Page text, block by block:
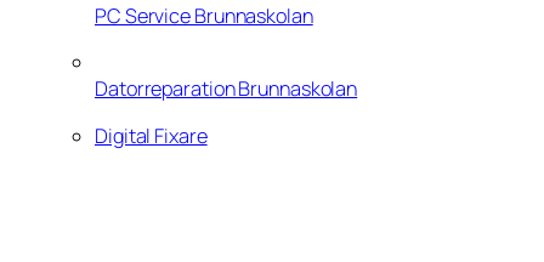
PC Service Brunnaskolan
Datorreparation Brunnaskolan
Digital Fixare